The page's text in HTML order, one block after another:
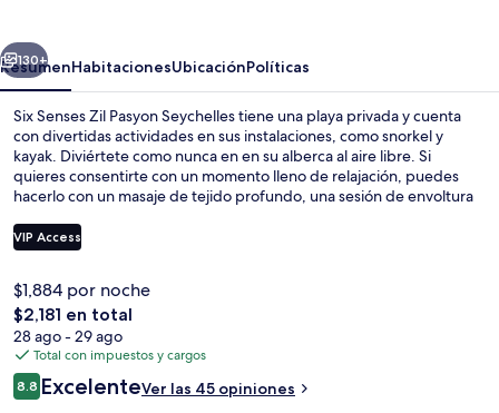
Seychelles
Siguiente
130+
ResumenHabitacionesUbicaciónPolíticas
Six Senses Zil Pasyon Seychelles tiene una playa privada y cuenta
con divertidas actividades en sus instalaciones, como snorkel y
kayak. Diviértete como nunca en en su alberca al aire libre. Si
quieres consentirte con un momento lleno de relajación, puedes
hacerlo con un masaje de tejido profundo, una sesión de envoltura
sus 3 restaurantes, y si quieres tomar un coctel, los 2 bares o
lounges son un buen lugar. Otros servicios y amenidades que verás
alberca y sala de fitness abierta las 24 horas. Otros visitantes hablan
muy bien de las amenidades y características como el servicio a la
habitación.
VIP Access
$1,884 por noche
El
precio
total
es
de
$2,181 en total
28 ago - 29 ago
Total con impuestos y cargos
Opiniones
8.88.8 de 10,
ExcelenteVer las 45 opiniones